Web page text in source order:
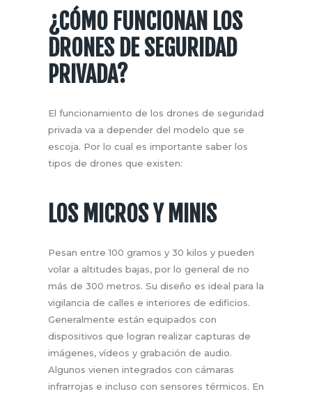
¿CÓMO FUNCIONAN LOS
DRONES DE SEGURIDAD
PRIVADA?
El funcionamiento de los drones de seguridad
privada va a depender del modelo que se
escoja. Por lo cual es importante saber los
tipos de drones que existen:
LOS MICROS Y MINIS
Pesan entre 100 gramos y 30 kilos y pueden
volar a altitudes bajas, por lo general de no
más de 300 metros. Su diseño es ideal para la
vigilancia de calles e interiores de edificios.
Generalmente están equipados con
dispositivos que logran realizar capturas de
imágenes, vídeos y grabación de audio.
Algunos vienen integrados con cámaras
infrarrojas e incluso con sensores térmicos. En